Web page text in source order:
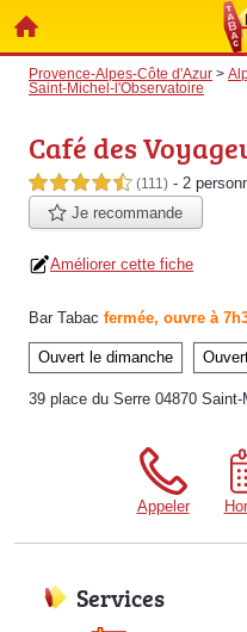
Provence-Alpes-Côte d'Azur >
Saint-Michel-l'Observatoire
Café des
4,5 étoiles sur 5 (111) - 2
Je recommande
Améliorer cette fiche
Bar Tabac fermée, ouvre à
Ouvert le dimanche
39 place du Serre 04870
Appeler
Services